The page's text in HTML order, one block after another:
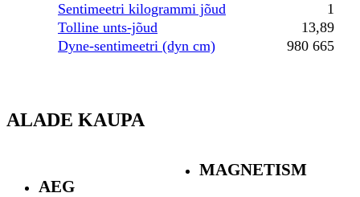
Sentimeetri kilogrammi jõud
1
Tolline unts-jõud
13,89
Dyne-sentimeetri (dyn cm)
980 665
ALADE KAUPA
AEG
MAGNETISM